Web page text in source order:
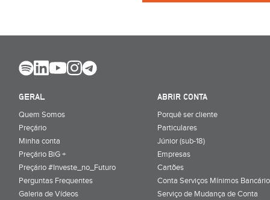
GERAL
Quem Somos
Preçário
Minha conta
Preçário BiG +
Preçário #Investe_no_Futuro
Perguntas Frequentes
Galeria de Vídeos
ABRIR CONTA
Porquê ser cliente
Particulares
Júnior (sub-18)
Empresas
Cartões
Conta Serviços Mínimos
Serviço de Mudança de Conta